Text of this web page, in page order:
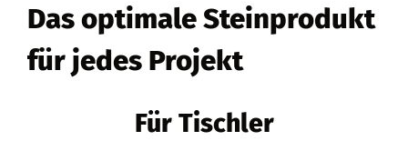
Das optimale Steinprodukt
für jedes Projekt
Für Tischler